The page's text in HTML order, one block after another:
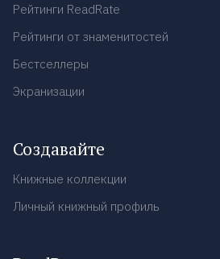
Рейтинги ReadRate
Рейтинги от знаменитостей
Бестселлеры
Экранизации
Создавайте
Книжные коллекции
Личный книжный профиль